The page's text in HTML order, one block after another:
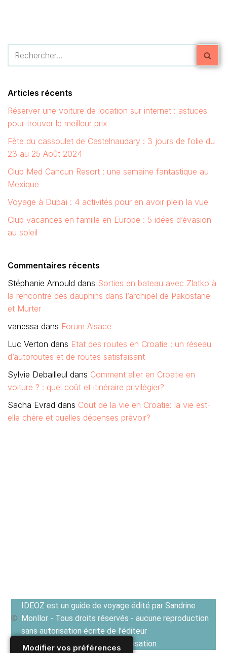
Modifier vos préférences
Articles récents
Réserver une voiture de location sur internet : astuces
pour trouver le meilleur prix
Fête du cassoulet de Castelnaudary : 3 jours de folie du
23 au 25 Août 2024
Club Med Cancun Resort : une semaine fantastique au
Mexique
Voyage à Dubaï : 4 activités pour en avoir plein la vue
Club vacances en famille en Europe : 5 idées d’évasion
au soleil
Commentaires récents
Stéphanie Arnould dans Sorties en bateau avec Zlatko à
la rencontre des dauphins dans l’archipel de Pakostane
et Murter
vanessa dans Forum Alsace
Luc Verton dans Etat des routes en Croatie : un réseau
d’autoroutes et de routes satisfaisant
Sylvie Debailleul dans Comment aller en Croatie en
voiture ? : quel coût et itinéraire privilégier?
Sacha Evrad dans Cout de la vie en Croatie: la vie est-
elle chère et quelles dépenses prévoir?
IDEOZ est un guide de voyage édité par Sandrine
Monllor - Tous droits réservés - aucune reproduction
sans autorisation écrite de l'éditeur
Voir les Conditions générales d'utilisation